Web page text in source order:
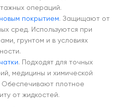
операций.
покрытием. Защищают от
сред. Используются при
грунтом и в условиях
. Подходят для точных
медицины и химической
плотное
от жидкостей.